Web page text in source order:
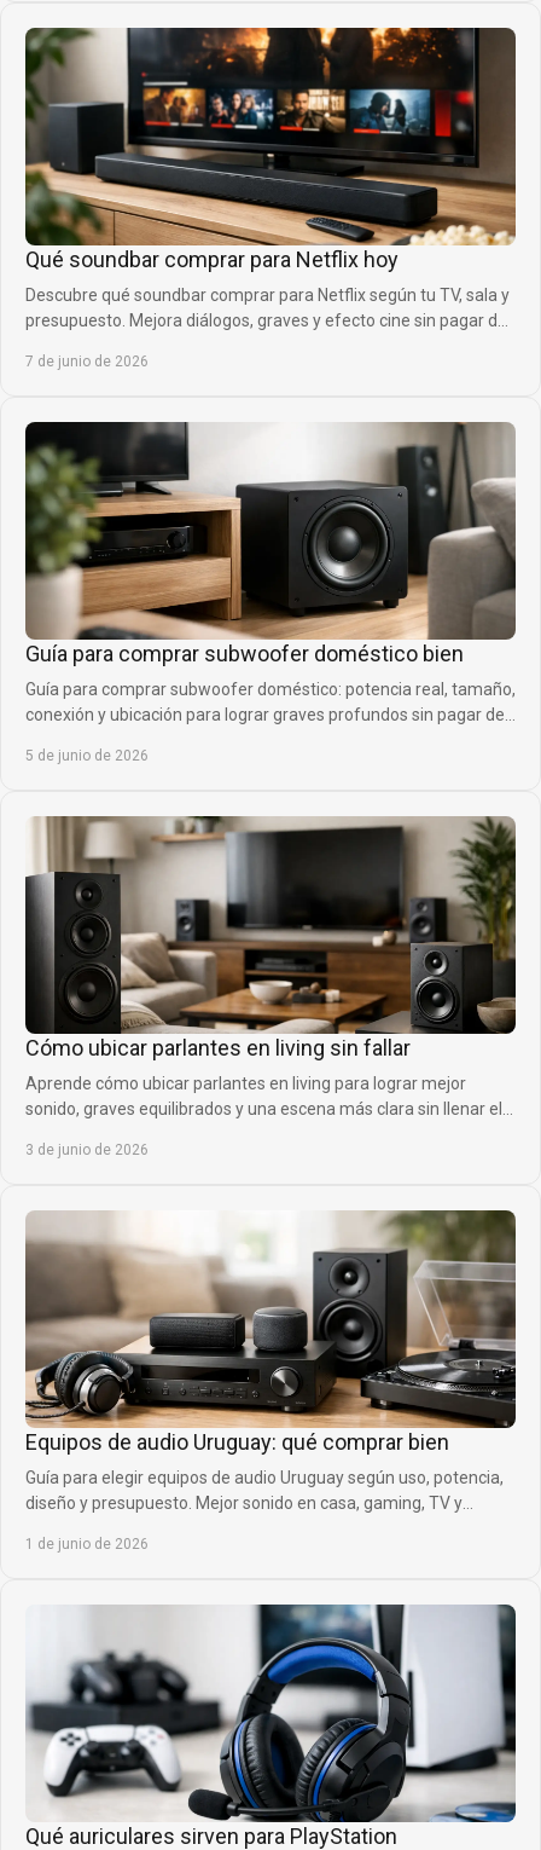
Qué soundbar comprar para Netflix hoy
Descubre qué soundbar comprar para Netflix según tu TV, sala y
presupuesto. Mejora diálogos, graves y efecto cine sin pagar de
7 de junio de 2026
Guía para comprar subwoofer doméstico bien
Guía para comprar subwoofer doméstico: potencia real, tamaño,
conexión y ubicación para lograr graves profundos sin pagar de
5 de junio de 2026
Cómo ubicar parlantes en living sin fallar
Aprende cómo ubicar parlantes en living para lograr mejor
sonido, graves equilibrados y una escena más clara sin llenar el
3 de junio de 2026
Equipos de audio Uruguay: qué comprar bien
Guía para elegir equipos de audio Uruguay según uso, potencia,
diseño y presupuesto. Mejor sonido en casa, gaming, TV y
1 de junio de 2026
Qué auriculares sirven para PlayStation